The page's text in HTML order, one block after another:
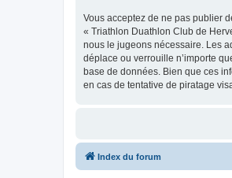
Vous acceptez de ne pas publier
« Triathlon Duathlon Club de
nous le jugeons nécessaire. Les
déplace ou verrouille n’importe
base de données. Bien que ces
en cas de tentative de piratage
Index du forum